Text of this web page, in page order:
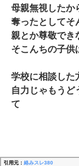
母親無視したか
奪ったとしてそ
親とか尊敬でき
そこんちの子供
学校に相談した
自力じゃもうど
て
引用元： 絡みスレ380